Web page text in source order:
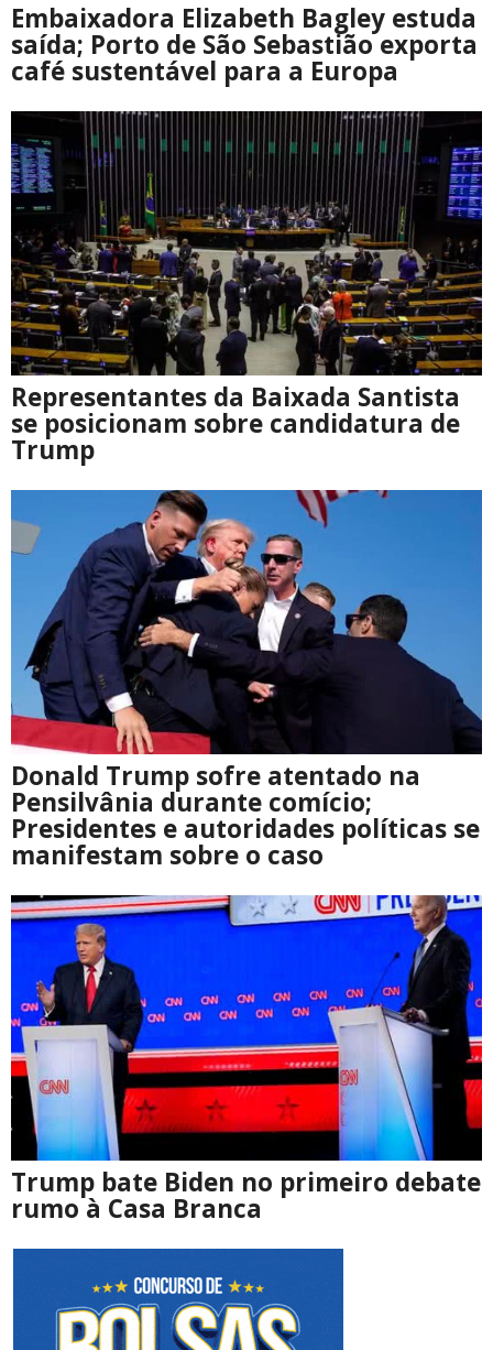
Embaixadora Elizabeth Bagley estuda
saída; Porto de São Sebastião exporta
café sustentável para a Europa
Representantes da Baixada Santista
se posicionam sobre candidatura de
Trump
Donald Trump sofre atentado na
Pensilvânia durante comício;
Presidentes e autoridades políticas se
manifestam sobre o caso
Trump bate Biden no primeiro debate
rumo à Casa Branca